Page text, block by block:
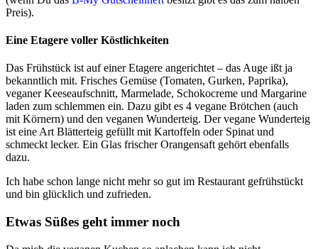
Preis).
Eine Etagere voller Köstlichkeiten
Das Frühstück ist auf einer Etagere angerichtet – das Auge ißt ja
bekanntlich mit. Frisches Gemüse (Tomaten, Gurken, Paprika),
veganer Keeseaufschnitt, Marmelade, Schokocreme und Margarine
laden zum schlemmen ein. Dazu gibt es 4 vegane Brötchen (auch
mit Körnern) und den veganen Wunderteig. Der vegane Wunderteig
ist eine Art Blätterteig gefüllt mit Kartoffeln oder Spinat und
schmeckt lecker. Ein Glas frischer Orangensaft gehört ebenfalls
dazu.
Ich habe schon lange nicht mehr so gut im Restaurant gefrühstückt
und bin glücklich und zufrieden.
Etwas Süßes geht immer noch